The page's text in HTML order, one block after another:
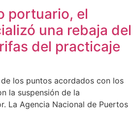
portuario, el
una rebaja del
del practicaje
los puntos acordados con los
la suspensión de la
La Agencia Nacional de Puertos